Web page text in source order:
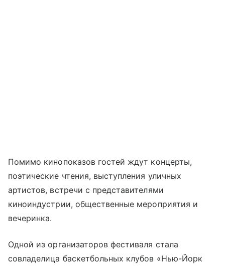
Помимо кинопоказов гостей ждут концерты,
поэтические чтения, выступления уличных
артистов, встречи с представителями
киноиндустрии, общественные мероприятия и
вечеринка.
Одной из организаторов фестиваля стала
совладелица баскетбольных клубов «Нью-Йорк